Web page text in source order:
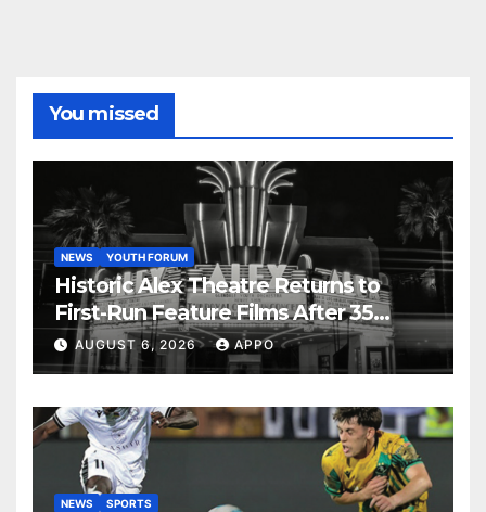
You missed
NEWS YOUTH FORUM
Historic Alex Theatre Returns to
First-Run Feature Films After 35
Years
AUGUST 6, 2026 APPO
NEWS SPORTS